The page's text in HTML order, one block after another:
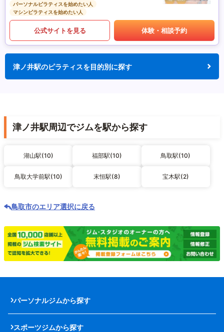
パーソナルピラティスを始めたい人
マシンピラティスを始めたい人
公式サイトを見る 体験・相談予約
津ノ井駅のピラティスを目的別に探す
津ノ井駅周辺でジムを駅から探す
湖山駅(10) 福部駅(10) 鳥取駅(10)
鳥取大学前駅(10) 末恒駅(8) 宝木駅(2)
鳥取市のエリア選択に戻る
パーソナルジムから探す
スポーツジムから探す